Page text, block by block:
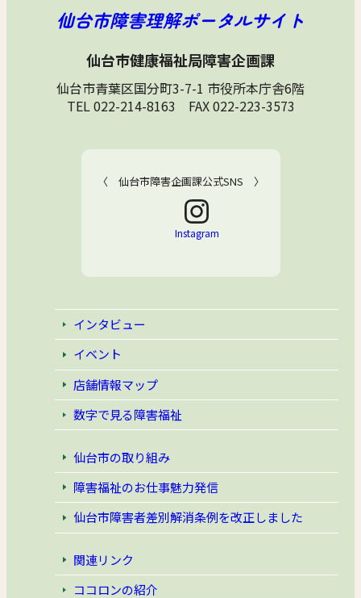
仙台市障害理解ポータルサイト
仙台市健康福祉局障害企画課
仙台市青葉区国分町3-7-1 市役所本庁舎6階
TEL 022-214-8163 FAX 022-223-3573
〈 仙台市障害企画課公式SNS 〉
Instagram
インタビュー
イベント
店舗情報マップ
数字で見る障害福祉
仙台市の取り組み
障害福祉のお仕事魅力発信
仙台市障害者差別解消条例を改正しました
関連リンク
ココロンの紹介